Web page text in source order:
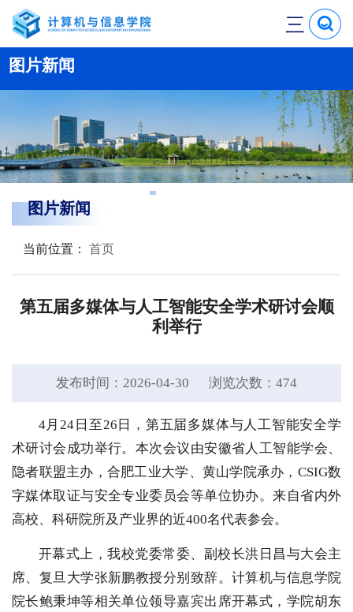
三
图片新闻
图片新闻
当前位置： 首页
第五届多媒体与人工智能安全学术研讨会顺
利举行
发布时间：2026-04-30 浏览次数： 474
4月24日至26日，第五届多媒体与人工智能安全学
术研讨会成功举行。本次会议由安徽省人工智能学会、
隐者联盟主办，合肥工业大学、黄山学院承办，CSIG数
字媒体取证与安全专业委员会等单位协办。来自省内外
高校、科研院所及产业界的近400名代表参会。
开幕式上，我校党委常委、副校长洪日昌与大会主
席、复旦大学张新鹏教授分别致辞。计算机与信息学院
院长鲍秉坤等相关单位领导嘉宾出席开幕式，学院胡东